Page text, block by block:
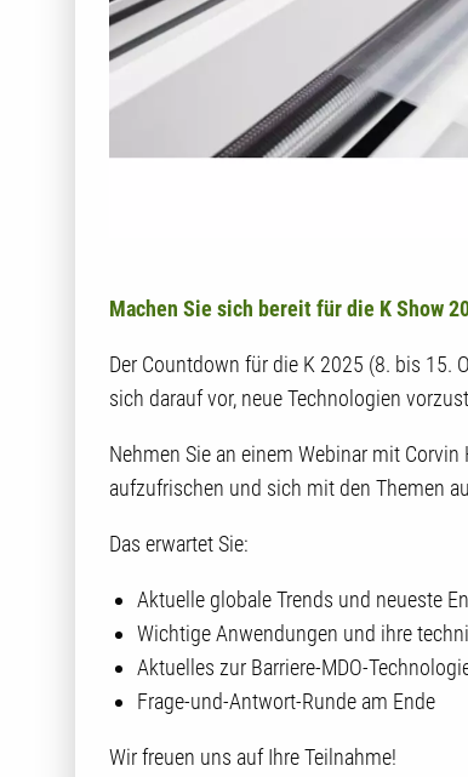
Machen Sie sich bereit für die K Show
Der Countdown für die K 2025 (8. bis 15.
sich darauf vor, neue Technologien
Nehmen Sie an einem Webinar mit Corvin
aufzufrischen und sich mit den Themen
Das erwartet Sie:
Aktuelle globale Trends und neueste
Wichtige Anwendungen und ihre
Aktuelles zur Barriere-MDO-
Frage-und-Antwort-Runde am Ende
Wir freuen uns auf Ihre Teilnahme!